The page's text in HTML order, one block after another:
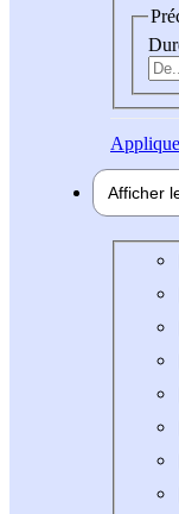
Afficher